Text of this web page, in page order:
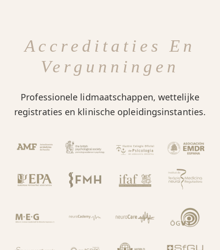
Accreditaties En
Vergunningen
Professionele lidmaatschappen, wettelijke
registraties en klinische opleidingsinstanties.